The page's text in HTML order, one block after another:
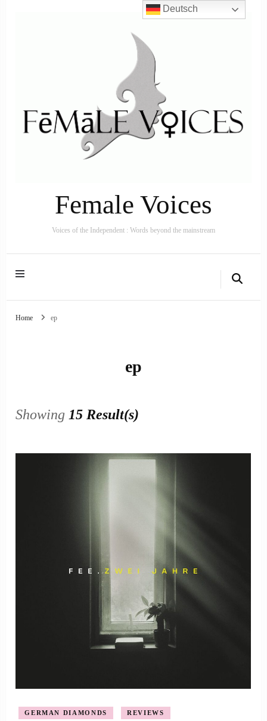
Female Voices
Voices of the Independent : Words beyond the mainstream
Home ep
ep
Showing 15 Result(s)
GERMAN DIAMONDS REVIEWS
Deutsch